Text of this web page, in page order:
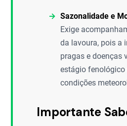
Sazonalidade e
Exige
da lavoura, pois a
pragas e doenças
estágio
condições
Importante